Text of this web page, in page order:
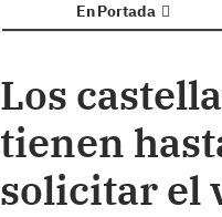
En Portada
Los
tienen
solicitar el